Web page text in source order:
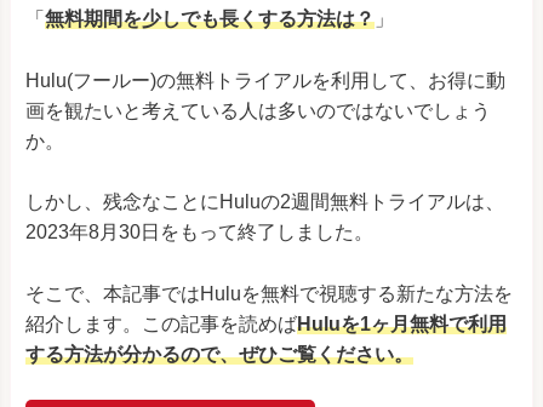
「 無料期間を少しでも長くする方法は？ 」
Hulu(フールー)の無料トライアルを利用して、お得に動
画を観たいと考えている人は多いのではないでしょう
か。
しかし、残念なことにHuluの2週間無料トライアルは、
2023年8月30日をもって終了しました。
そこで、本記事ではHuluを無料で視聴する新たな方法を
紹介します。この記事を読めばHuluを1ヶ月無料で利用
する方法が分かるので、ぜひご覧ください。